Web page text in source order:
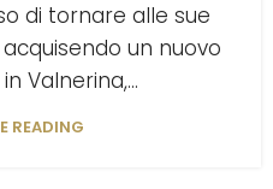
di tornare alle sue
un nuovo
Valnerina,...
READING